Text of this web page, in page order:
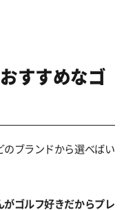
すすめなゴ
のブランドから選べばい
がゴルフ好きだからプレ